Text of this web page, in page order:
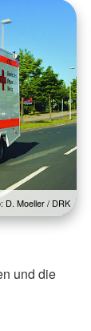
D. Moeller / DRK
und die